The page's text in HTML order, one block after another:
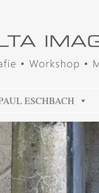
CONTENTESCHBACH